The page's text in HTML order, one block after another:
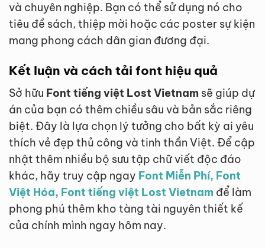
và chuyên nghiệp. Bạn có thể sử dụng nó cho
tiêu đề sách, thiệp mời hoặc các poster sự kiện
mang phong cách dân gian đương đại.
Kết luận và cách tải font hiệu quả
Sở hữu Font tiếng việt Lost Vietnam sẽ giúp dự
án của bạn có thêm chiều sâu và bản sắc riêng
biệt. Đây là lựa chọn lý tưởng cho bất kỳ ai yêu
thích vẻ đẹp thủ công và tinh thần Việt. Để cập
nhật thêm nhiều bộ sưu tập chữ viết độc đáo
khác, hãy truy cập ngay Font Miễn Phí, Font
Việt Hóa, Font tiếng việt Lost Vietnam để làm
phong phú thêm kho tàng tài nguyên thiết kế
của chính mình ngay hôm nay.